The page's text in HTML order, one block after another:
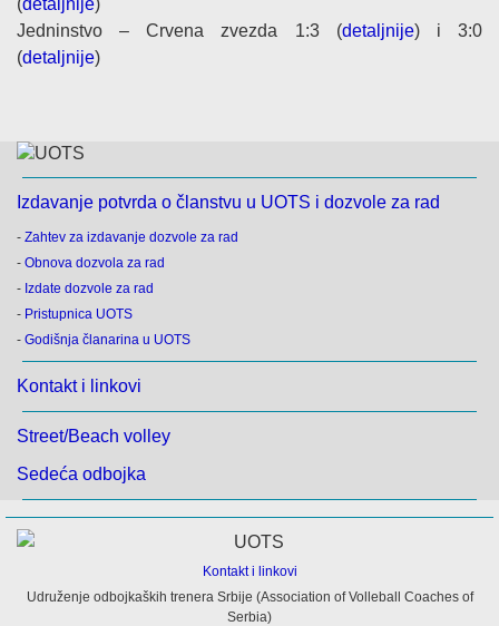
(detaljnije)
Jedninstvo – Crvena zvezda 1:3 (detaljnije) i 3:0
(detaljnije)
Izdavanje potvrda o članstvu u UOTS i dozvole za rad
- Zahtev za izdavanje dozvole za rad
- Obnova dozvola za rad
- Izdate dozvole za rad
- Pristupnica UOTS
- Godišnja članarina u UOTS
Kontakt i linkovi
Street/Beach volley
Sedeća odbojka
Kontakt i linkovi
Udruženje odbojkaških trenera Srbije (Association of Volleball Coaches of
Serbia)